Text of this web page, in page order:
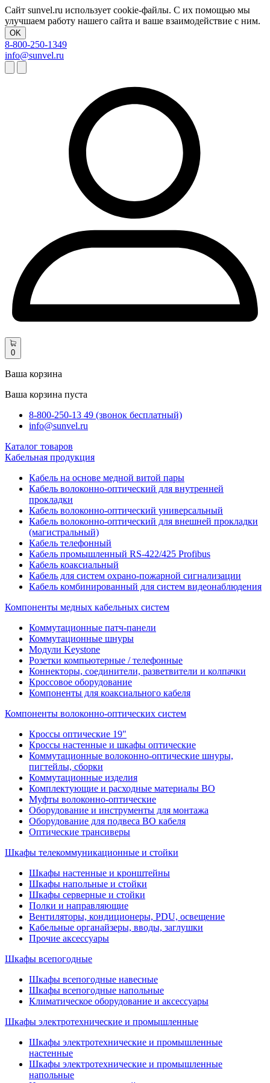
Сайт sunvel.ru использует cookie-файлы. С их помощью мы
улучшаем работу нашего сайта и ваше взаимодействие с ним.
OK
8-800-250-1349
info@sunvel.ru
0
Ваша корзина
Ваша корзина пуста
8-800-250-13 49 (звонок бесплатный)
info@sunvel.ru
Каталог товаров
Кабельная продукция
Кабель на основе медной витой пары
Кабель волоконно-оптический для внутренней
прокладки
Кабель волоконно-оптический универсальный
Кабель волоконно-оптический для внешней прокладки
(магистральный)
Кабель телефонный
Кабель промышленный RS-422/425 Profibus
Кабель коаксиальный
Кабель для систем охрано-пожарной сигнализации
Кабель комбинированный для систем видеонаблюдения
Компоненты медных кабельных систем
Коммутационные патч-панели
Коммутационные шнуры
Модули Keystone
Розетки компьютерные / телефонные
Коннекторы, соединители, разветвители и колпачки
Кроссовое оборудование
Компоненты для коаксиального кабеля
Компоненты волоконно-оптических систем
Кроссы оптические 19"
Кроссы настенные и шкафы оптические
Коммутационные волоконно-оптические шнуры,
пигтейлы, сборки
Коммутационные изделия
Комплектующие и расходные материалы ВО
Муфты волоконно-оптические
Оборудование и инструменты для монтажа
Оборудование для подвеса ВО кабеля
Оптические трансиверы
Шкафы телекоммуникационные и стойки
Шкафы настенные и кронштейны
Шкафы напольные и стойки
Шкафы серверные и стойки
Полки и направляющие
Вентиляторы, кондиционеры, PDU, освещение
Кабельные органайзеры, вводы, заглушки
Прочие аксеcсуары
Шкафы всепогодные
Шкафы всепогодные навесные
Шкафы всепогодные напольные
Климатическое оборудование и аксессуары
Шкафы электротехнические и промышленные
Шкафы электротехнические и промышленные
настенные
Шкафы электротехнические и промышленные
напольные